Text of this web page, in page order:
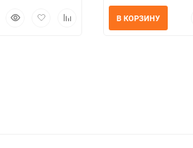
БыстрыйДобавитьДобавить
В КОРЗИНУ